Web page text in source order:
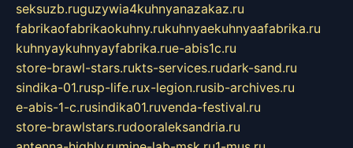
seksuzb.ruguzywia4kuhnyanazakaz.ru
fabrikaofabrikaokuhny.rukuhnyaekuhnyaafabrika.ru
kuhnyaykuhnyayfabrika.rue-abis1c.ru
store-brawl-stars.rukts-services.rudark-sand.ru
sindika-01.rusp-life.rux-legion.rusib-archives.ru
e-abis-1-c.rusindika01.ruvenda-festival.ru
store-brawlstars.rudooraleksandria.ru